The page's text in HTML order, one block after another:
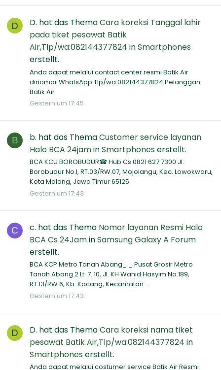
D D. hat das ThemaCara koreksi Tanggal lahir
pada tiket pesawat Batik
Air,Tlp/wa:082144377824 inSmartphones
erstellt.
Anda dapat melalui contact center resmi Batik Air
dinomor WhatsApp Tlp/wa:082144377824.Pelanggan
Batik Air
Gestern um 17:45
B b. hat das ThemaCustomer service layanan
Halo BCA 24jaminSmartphones erstellt.
BCA KCU BOROBUDUR☎ Hub Cs 0821 627 7300 Jl.
Borobudur No.I, RT.03/RW.07, Mojolangu, Kec. Lowokwaru,
Kota Malang, Jawa Timur 65125
Gestern um 17:43
C c. hat das Thema Nomor layanan Resmi Halo
BCA Cs 24JaminSamsung Galaxy A Forum
erstellt.
BCA KCP Metro Tanah Abang_ _ Pusat Grosir Metro
Tanah Abang 2 Lt. 7. 10, Jl. KH Wahid Hasyim No.189,
RT.13/RW.6, Kb. Kacang, Kecamatan...
Gestern um 17:43
D D. hat das ThemaCara koreksi nama tiket
pesawat Batik Air,Tlp/wa:082144377824 in
Smartphones erstellt.
Anda dapat melalui costumer service Batik Air Resmi